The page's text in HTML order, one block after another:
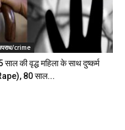
crime
साल की वृद्ध महिला के साथ दुष्कर्म
80 साल...